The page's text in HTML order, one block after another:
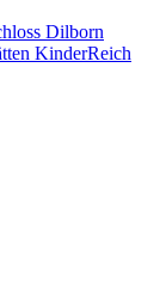
Dilborn
KinderReich